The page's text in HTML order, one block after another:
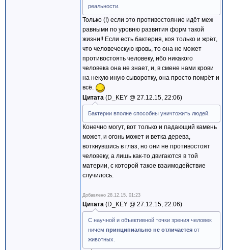
реальности.
Только (!) если это противостояние идёт меж
равными по уровню развития форм такой
жизни!! Если есть бактерия, коя только и жрёт,
что человеческую кровь, то она не может
противостоять человеку, ибо никакого
человека она не знает, и, в смене нами крови
на некую иную сыворотку, она просто помрёт и
всё.
Цитата
D_KEY @ 27.12.15, 22:06
Бактерии вполне способны уничтожить людей.
Конечно могут, вот только и падающий камень
может, и огонь может и ветка дерева,
воткнувшись в глаз, но они не противостоят
человеку, а лишь как-то двигаются в той
материи, с которой такое взаимодействие
случилось.
Добавлено 28.12.15, 01:23
Цитата D_KEY @ 27.12.15, 22:06
С научной и объективной точки зрения человек
ничем принципиально не отличается от
животных.